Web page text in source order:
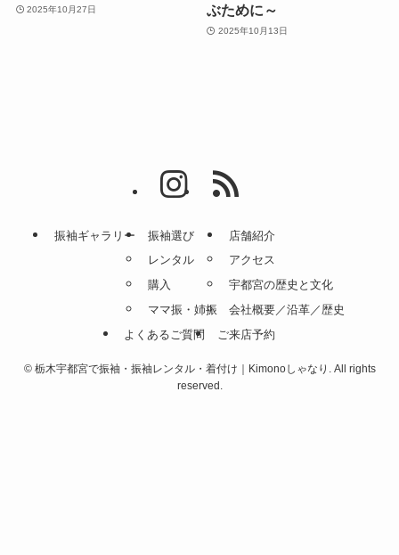
2025年10月27日
ぶために～
2025年10月13日
振袖ギャラリー
振袖選び
レンタル
購入
ママ振・姉振
店舗紹介
アクセス
宇都宮の歴史と文化
会社概要／沿革／歴史
よくあるご質問
ご来店予約
©栃木宇都宮で振袖・振袖レンタル・着付け｜Kimonoしゃなり. All rights
reserved.